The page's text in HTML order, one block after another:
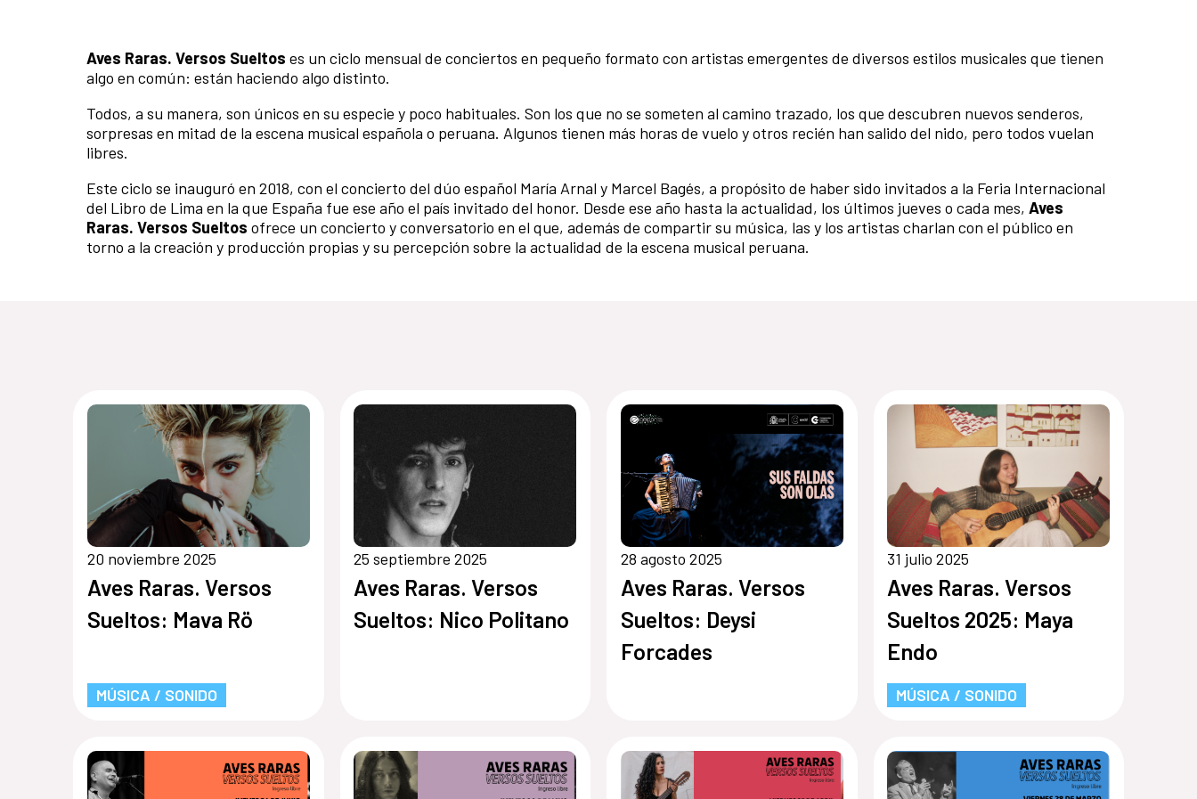
Aves Raras. Versos Sueltos es un ciclo mensual de conciertos en pequeño formato con artistas emergentes de diversos estilos musicales que tienen
algo en común: están haciendo algo distinto.
Todos, a su manera, son únicos en su especie y poco habituales. Son los que no se someten al camino trazado, los que descubren nuevos senderos,
sorpresas en mitad de la escena musical española o peruana. Algunos tienen más horas de vuelo y otros recién han salido del nido, pero todos vuelan
libres.
Este ciclo se inauguró en 2018, con el concierto del dúo español María Arnal y Marcel Bagés, a propósito de haber sido invitados a la Feria Internacional
del Libro de Lima en la que España fue ese año el país invitado del honor. Desde ese año hasta la actualidad, los últimos jueves o cada mes, Aves
Raras. Versos Sueltos ofrece un concierto y conversatorio en el que, además de compartir su música, las y los artistas charlan con el público en
torno a la creación y producción propias y su percepción sobre la actualidad de la escena musical peruana.
20 noviembre 2025
Aves Raras. Versos
Sueltos: Mava Rö
MÚSICA / SONIDO
25 septiembre 2025
Aves Raras. Versos
Sueltos: Nico Politano
28 agosto 2025
Aves Raras. Versos
Sueltos: Deysi
Forcades
31 julio 2025
Aves Raras. Versos
Sueltos 2025: Maya
Endo
MÚSICA / SONIDO